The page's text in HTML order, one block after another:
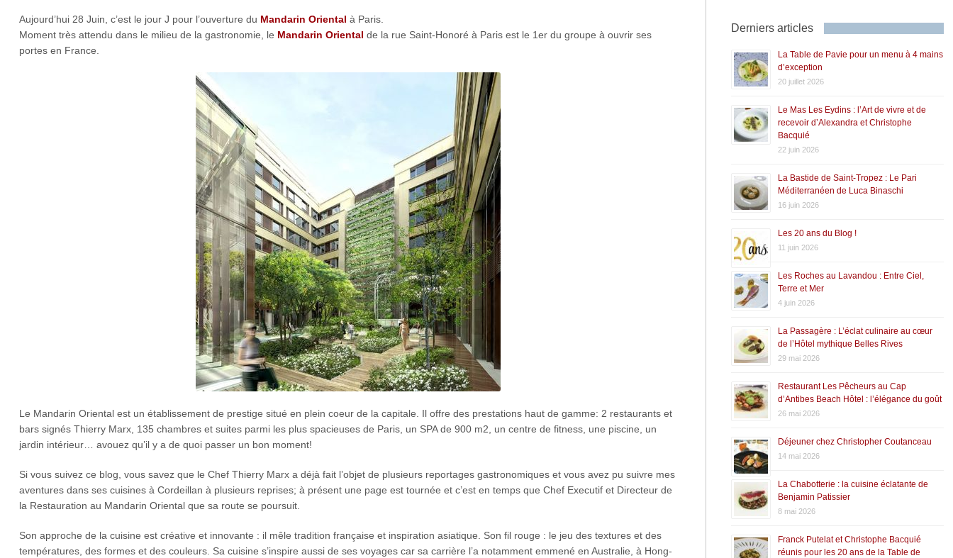
Aujourd’hui 28 Juin, c’est le jour J pour l’ouverture du Mandarin Oriental à Paris.
Moment très attendu dans le milieu de la gastronomie, le Mandarin Oriental de la rue Saint-Honoré à Paris est le 1er du groupe à ouvrir ses
portes en France.
Le Mandarin Oriental est un établissement de prestige situé en plein coeur de la capitale. Il offre des prestations haut de gamme: 2 restaurants et
bars signés Thierry Marx, 135 chambres et suites parmi les plus spacieuses de Paris, un SPA de 900 m2, un centre de fitness, une piscine, un
jardin intérieur… avouez qu’il y a de quoi passer un bon moment!
Si vous suivez ce blog, vous savez que le Chef Thierry Marx a déjà fait l’objet de plusieurs reportages gastronomiques et vous avez pu suivre mes
aventures dans ses cuisines à Cordeillan à plusieurs reprises; à présent une page est tournée et c’est en temps que Chef Executif et Directeur de
la Restauration au Mandarin Oriental que sa route se poursuit.
Son approche de la cuisine est créative et innovante : il mêle tradition française et inspiration asiatique. Son fil rouge : le jeu des textures et des
températures, des formes et des couleurs. Sa cuisine s’inspire aussi de ses voyages car sa carrière l’a notamment emmené en Australie, à Hong-
Derniers articles
La Table de Pavie pour un menu à 4 mains
d’exception
20 juillet 2026
Le Mas Les Eydins : l’Art de vivre et de
recevoir d’Alexandra et Christophe
Bacquié
22 juin 2026
La Bastide de Saint-Tropez : Le Pari
Méditerranéen de Luca Binaschi
16 juin 2026
Les 20 ans du Blog !
11 juin 2026
Les Roches au Lavandou : Entre Ciel,
Terre et Mer
4 juin 2026
La Passagère : L’éclat culinaire au cœur
de l’Hôtel mythique Belles Rives
29 mai 2026
Restaurant Les Pêcheurs au Cap
d’Antibes Beach Hôtel : l’élégance du goût
26 mai 2026
Déjeuner chez Christopher Coutanceau
14 mai 2026
La Chabotterie : la cuisine éclatante de
Benjamin Patissier
8 mai 2026
Franck Putelat et Christophe Bacquié
réunis pour les 20 ans de la Table de